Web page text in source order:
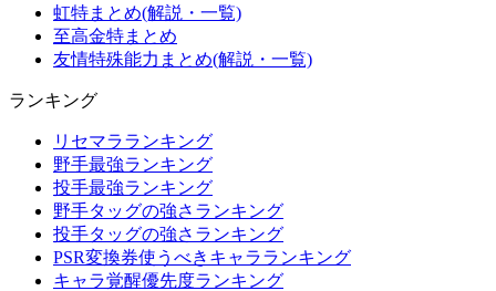
虹特まとめ(解説・一覧)
至高金特まとめ
友情特殊能力まとめ(解説・一覧)
ランキング
リセマラランキング
野手最強ランキング
投手最強ランキング
野手タッグの強さランキング
投手タッグの強さランキング
PSR変換券使うべきキャラランキング
キャラ覚醒優先度ランキング